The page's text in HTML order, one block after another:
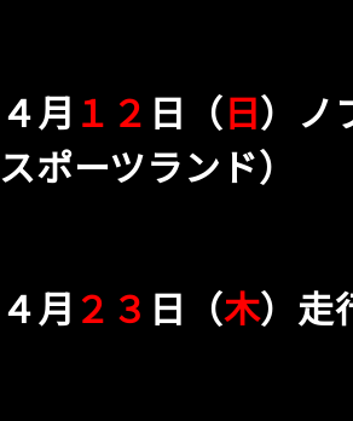
４月 １２ 日（日）ノ
スポーツランド）
４月 ２３ 日（木）走